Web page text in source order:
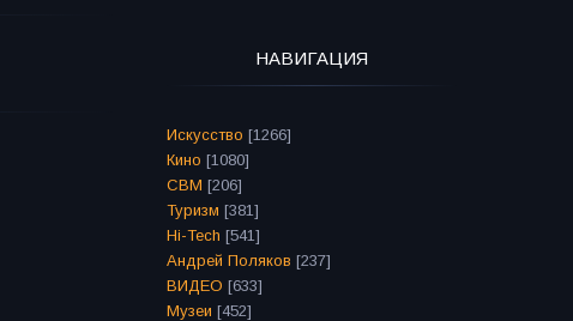
НАВИГАЦИЯ
Искусство [1266]
Кино [1080]
СВМ [206]
Туризм [381]
Hi-Tech [541]
Андрей Поляков [237]
ВИДЕО [633]
Музеи [452]